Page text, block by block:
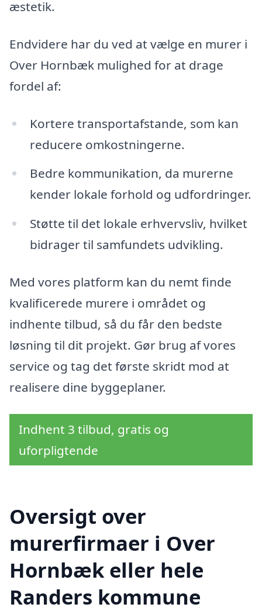
æstetik.
Endvidere har du ved at vælge en murer i
Over Hornbæk mulighed for at drage
fordel af:
Kortere transportafstande, som kan
reducere omkostningerne.
Bedre kommunikation, da murerne
kender lokale forhold og udfordringer.
Støtte til det lokale erhvervsliv, hvilket
bidrager til samfundets udvikling.
Med vores platform kan du nemt finde
kvalificerede murere i området og
indhente tilbud, så du får den bedste
løsning til dit projekt. Gør brug af vores
service og tag det første skridt mod at
realisere dine byggeplaner.
Indhent 3 tilbud, gratis og
uforpligtende
Oversigt over
murerfirmaer i Over
Hornbæk eller hele
Randers kommune